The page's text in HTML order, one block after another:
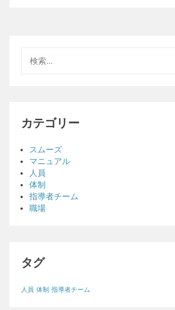
索:
カテゴリー
スムーズ
マニュアル
人員
体制
指導者チーム
職場
タグ
人員 体制 指導者チーム